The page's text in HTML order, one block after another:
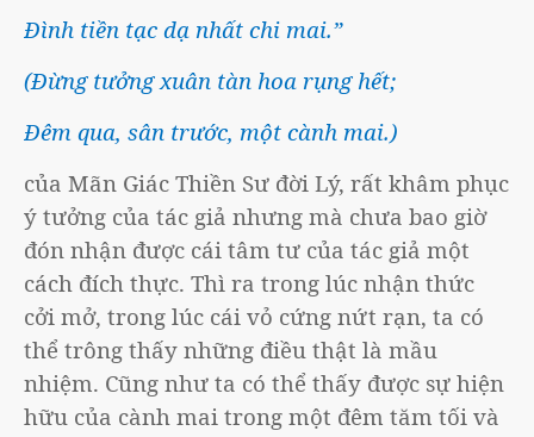
Đình tiền tạc dạ nhất chi mai.”
(Đừng tưởng xuân tàn hoa rụng hết;
Đêm qua, sân trước, một cành mai.)
của Mãn Giác Thiền Sư đời Lý, rất khâm phục
ý tưởng của tác giả nhưng mà chưa bao giờ
đón nhận được cái tâm tư của tác giả một
cách đích thực. Thì ra trong lúc nhận thức
cởi mở, trong lúc cái vỏ cứng nứt rạn, ta có
thể trông thấy những điều thật là mầu
nhiệm. Cũng như ta có thể thấy được sự hiện
hữu của cành mai trong một đêm tăm tối và